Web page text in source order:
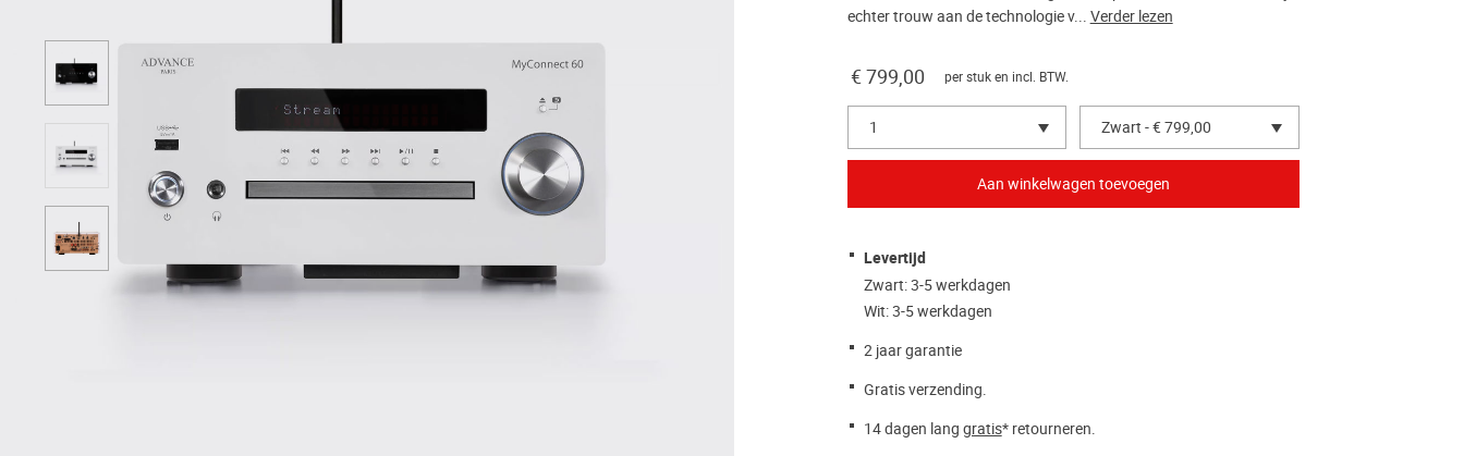
echter trouw aan de technologie v... Verder lezen
€ 799,00 per stuk en incl. BTW.
1 Zwart - € 799,00
Levertijd
Zwart: 3-5 werkdagen
Wit: 3-5 werkdagen
2 jaar garantie
Gratis verzending.
14 dagen lang gratis* retourneren.